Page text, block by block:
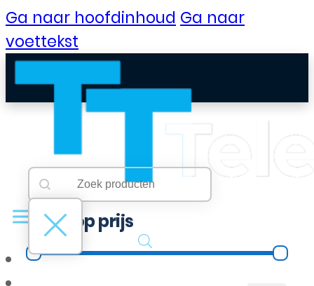
Ga naar hoofdinhoud Ga naar
voettekst
B2B Portaal
Searchbar
Search content
Filter op prijs
Filter op prijs